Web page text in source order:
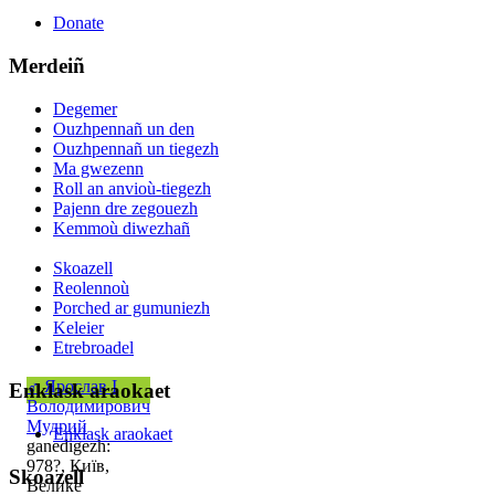
♂ Ярослав I
Володимирович
Мудрий
ganedigezh:
978?, Київ,
Велике
Donate
Merdeiñ
Degemer
Ouzhpennañ un den
Ouzhpennañ un tiegezh
Ma gwezenn
Roll an anvioù-tiegezh
Pajenn dre zegouezh
Kemmoù diwezhañ
Skoazell
Reolennoù
Porched ar gumuniezh
Keleier
Etrebroadel
Enklask araokaet
Enklask araokaet
Skoazell